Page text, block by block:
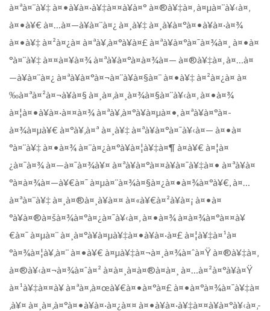
à¤ªà¤¨à¥‡ à¤•à¥à¤·à¥‡à¤¤à¥à¤° à¤®à¥‡à¤‚ à¤µà¤¨à¥‹à¤‚
à¤•à¥€ à¤…à¤—à¥à¤¨à¤¿ à¤¸à¥‡ à¤¸à¥à¤°à¤•à¥à¤·à¤¾
à¤•à¥‡ à¤²à¤¿à¤ à¤ªà¥‚à¤°à¥à¤£ à¤ªà¥à¤°à¤¯à¤¾à¤¸ à¤•à¤
°à¤¨à¥‡ à¤¤à¤¥à¤¾ à¤ªà¥à¤°à¤­à¤¾à¤— à¤®à¥‡à¤‚ à¤…à¤
—à¥à¤¨à¤¿ à¤ªà¥à¤°à¤¬à¤¨à¥à¤§à¤¨ à¤•à¥‡ à¤²à¤¿à¤ à¤
‰à¤ªà¤²à¤¬à¥à¤§ à¤¸à¤‚à¤¸à¤¾à¤§à¤¨à¥‹à¤‚ à¤•à¤¾
à¤¦à¤•à¥à¤·à¤¤à¤¾ à¤ªà¥‚à¤°à¥à¤µà¤•, à¤ªà¥à¤°à¤­
à¤¾à¤µà¥€ à¤°à¥‚à¤ª à¤¸à¥‡ à¤ªà¥à¤°à¤¯à¥‹à¤— à¤•à¤
°à¤¨à¥‡ à¤•à¤¾ à¤¨à¤¿à¤°à¥à¤¦à¥‡à¤¶ à¤­à¥€ à¤¦à¤
¿à¤¯à¤¾ à¤—à¤¯à¤¾à¥¤ à¤ªà¥à¤°à¤¤à¥à¤¯à¥‡à¤• à¤ªà¥à¤
°à¤­à¤¾à¤—à¥€à¤¯ à¤µà¤¨à¤¾à¤§à¤¿à¤•à¤¾à¤°à¥€, à¤…
à¤ªà¤¨à¥‡ à¤¸à¤®à¤¸à¥à¤¤ à¤«à¥€à¤²à¥à¤¡ à¤•à¤
°à¥à¤®à¤šà¤¾à¤°à¤¿à¤¯à¥‹à¤‚ à¤•à¤¾ à¤­à¤¾à¤°à¤¤à¥
€à¤¯ à¤µà¤¨ à¤¸à¤°à¥à¤µà¥‡à¤•à¥à¤·à¤£ à¤¦à¥‡à¤¹à¤
°à¤¾à¤¦à¥‚à¤¨ à¤•à¥€ à¤µà¥‡à¤¬à¤¸à¤¾à¤ˆà¤Ÿ à¤®à¥‡à¤‚
à¤®à¥‹à¤¬à¤¾à¤ˆà¤² à¤à¤¸à¤à¤®à¤à¤¸ à¤…à¤²à¤°à¥à¤Ÿ
à¤¹à¥‡à¤¤à¥ à¤ªà¤‚à¤œà¥€à¤•à¤°à¤£ à¤•à¤°à¤¾à¤¯à¥‡à¤
‚à¥¤ à¤¸à¤‚à¤°à¤•à¥à¤·à¤¿à¤¤ à¤•à¥à¤·à¥‡à¤¤à¥à¤°à¥‹à¤‚-